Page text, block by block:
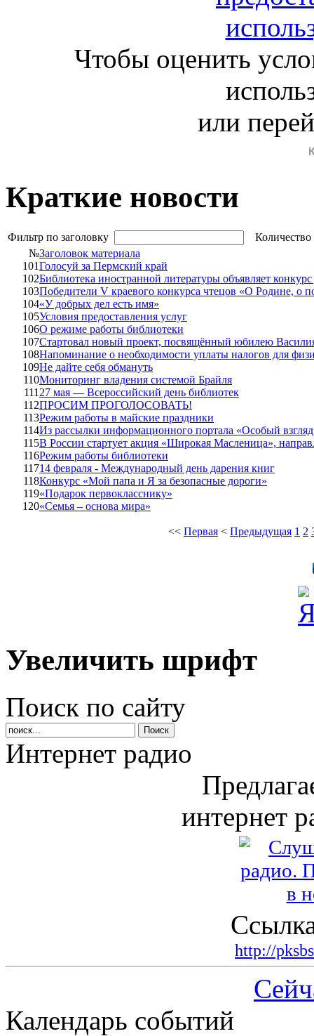
Чтобы оценить
или
Краткие новости
Фильтр по заголовку
№Заголовок материала
101Голосуй за Пермский край
102Библиотека иностранной литературы объявляет
103Победители V краевого конкурса чтецов «О Родине, о
104«У добрых дел есть имя»
105Условия предоставления услуг
106О режиме работы библиотеки
107Стартовал новый проект, посвящённый юбилею
108Напоминание о необходимости уплаты налогов для
109Не дайте себя обмануть
110Мониторинг владения системой Брайля
111 27 мая — Всероссийский день библиотек
112ПРОСИМ ПРОГОЛОСОВАТЬ!
113Режим работы в майские праздники
114Из рассылки информационного портала «Особый
115В России стартует акция «Широкая Масленица»,
116Режим работы библиотеки
11714 февраля - Международный день дарения книг
118Конкурс «Мой папа и Я за безопасные дороги»
119«Подарок первокласснику»
120«Семья – основа мира»
<< Первая < Предыдущая 1 2
Увеличить шрифт
Поиск по сайту
Интернет радио
интернет
http://
Календарь событий